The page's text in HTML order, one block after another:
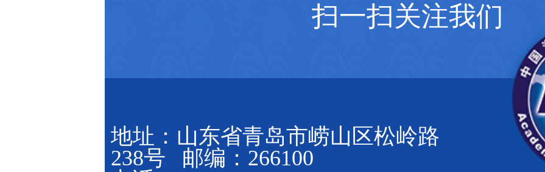
扫一扫关注我们
地址：山东省青岛市崂山区松岭路
238号 邮编：266100